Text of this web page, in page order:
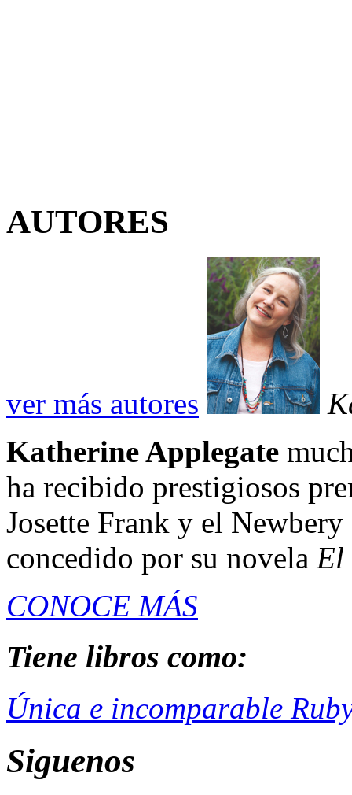
AUTORES
ver más autores
Katherine Applegate
ha recibido prestigiosos
Josette Frank y el
concedido por su novela El
CONOCE MÁS
Tiene libros como:
Única e incomparable
Siguenos